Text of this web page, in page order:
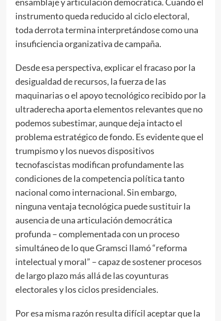
instrumento queda reducido al ciclo electoral,
toda derrota termina interpretándose como una
insuficiencia organizativa de campaña.
Desde esa perspectiva, explicar el fracaso por la
desigualdad de recursos, la fuerza de las
maquinarias o el apoyo tecnológico recibido por la
ultraderecha aporta elementos relevantes que no
podemos subestimar, aunque deja intacto el
problema estratégico de fondo. Es evidente que el
trumpismo y los nuevos dispositivos
tecnofascistas modifican profundamente las
condiciones de la competencia política tanto
nacional como internacional. Sin embargo,
ninguna ventaja tecnológica puede sustituir la
ausencia de una articulación democrática
profunda – complementada con un proceso
simultáneo de lo que Gramsci llamó “reforma
intelectual y moral” – capaz de sostener procesos
de largo plazo más allá de las coyunturas
electorales y los ciclos presidenciales.
Por esa misma razón resulta difícil aceptar que la